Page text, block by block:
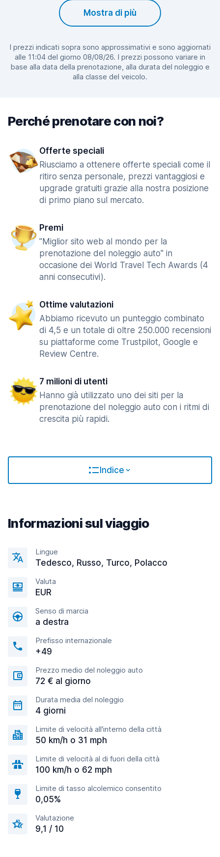
Mostra di più
I prezzi indicati sopra sono approssimativi e sono aggiornati
alle 11:04 del giorno 08/08/26. I prezzi possono variare in
base alla data della prenotazione, alla durata del noleggio e
alla classe del veicolo.
Perché prenotare con noi?
Offerte speciali
Riusciamo a ottenere offerte speciali come il
ritiro senza personale, prezzi vantaggiosi e
upgrade gratuiti grazie alla nostra posizione
di primo piano sul mercato.
Premi
"Miglior sito web al mondo per la
prenotazione del noleggio auto" in
occasione dei World Travel Tech Awards (4
anni consecutivi).
Ottime valutazioni
Abbiamo ricevuto un punteggio combinato
di 4,5 e un totale di oltre 250.000 recensioni
su piattaforme come Trustpilot, Google e
Review Centre.
7 milioni di utenti
Hanno già utilizzato uno dei siti per la
prenotazione del noleggio auto con i ritmi di
crescita più rapidi.
Indice
Informazioni sul viaggio
Lingue
Tedesco, Russo, Turco, Polacco
Valuta
EUR
Senso di marcia
a destra
Prefisso internazionale
+49
Prezzo medio del noleggio auto
72 € al giorno
Durata media del noleggio
4 giorni
Limite di velocità all'interno della città
50 km/h o 31 mph
Limite di velocità al di fuori della città
100 km/h o 62 mph
Limite di tasso alcolemico consentito
0,05%
Valutazione
9,1 / 10